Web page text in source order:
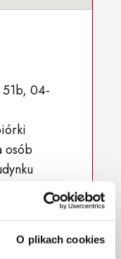
O plikach cookies
51b, 04-
osób